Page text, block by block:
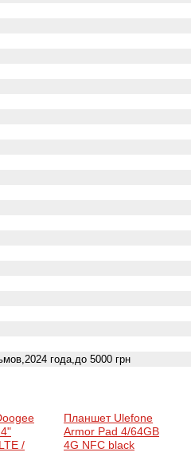
года,до 5000 грн
/
Планшет Ulefone
Armor Pad 4/64GB
4G NFC black